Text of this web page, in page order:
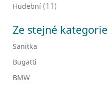
Hudební (11)
Ze stejné kategorie
Sanitka
Bugatti
BMW